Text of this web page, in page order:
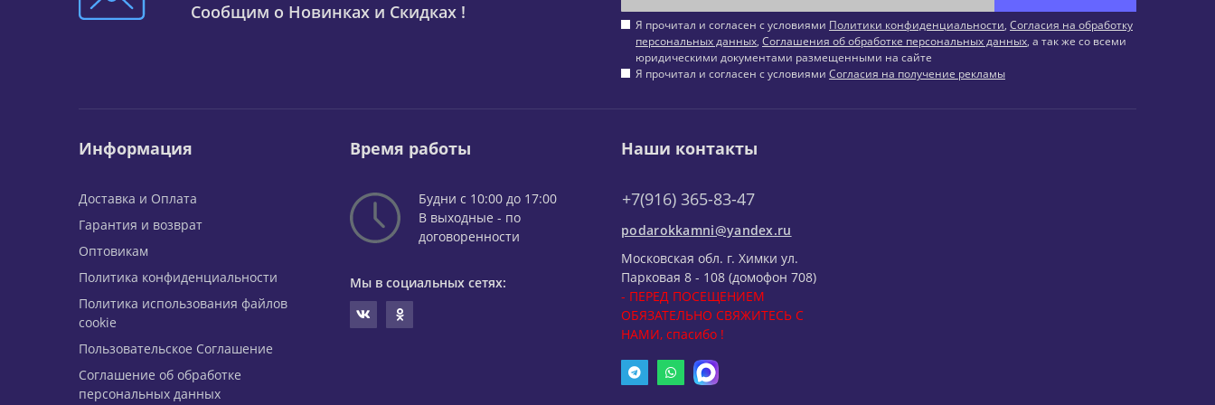
Сообщим о Новинках и Скидках !
Я прочитал и согласен с условиями Политики конфиденциальности, Согласия на обработку
персональных данных, Соглашения об обработке персональных данных, а так же со всеми
юридическими документами размещенными на сайте
Я прочитал и согласен с условиями Согласия на получение рекламы
Информация
Доставка и Оплата
Гарантия и возврат
Оптовикам
Политика конфиденциальности
Политика использования файлов
cookie
Пользовательское Соглашение
Соглашение об обработке
персональных данных
Время работы
Будни с 10:00 до 17:00
В выходные - по
договоренности
Мы в социальных сетях:
Наши контакты
+7(916) 365-83-47
podarokkamni@yandex.ru
Московская обл. г. Химки ул.
Парковая 8 - 108 (домофон 708)
- ПЕРЕД ПОСЕЩЕНИЕМ
ОБЯЗАТЕЛЬНО СВЯЖИТЕСЬ С
НАМИ, спасибо !